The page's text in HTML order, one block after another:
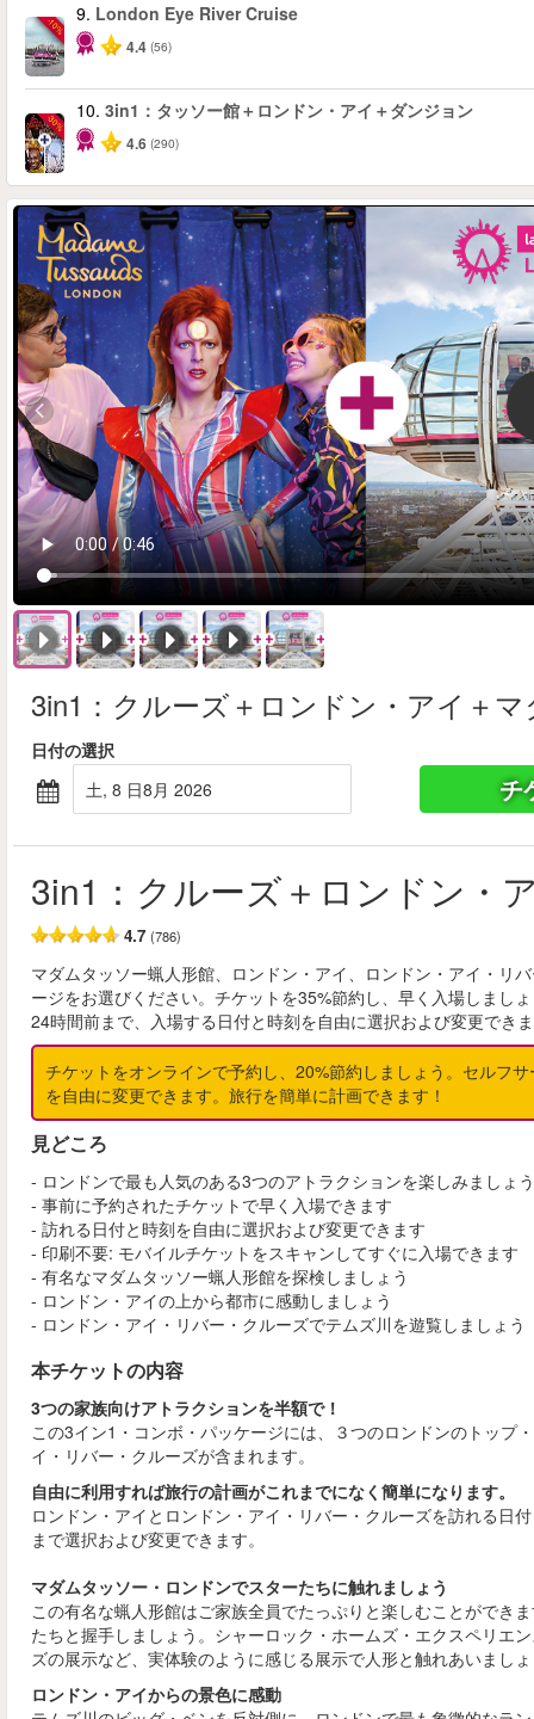
-10%
9. London Eye River Cruise
4.4 (56)
-30%
10. 3in1：タッソー館＋ロンドン・アイ＋ダンジョン
4.6 (290)
3in1：クルーズ＋ロンドン・アイ＋
日付の選択
土, 8 日8月 2026
チ
3in1：クルーズ＋ロンドン・
4.7 (786)
マダムタッソー蝋人形館、ロンドン・アイ、ロンドン・アイ・リ
ージをお選びください。チケットを35%節約し、早く入場しまし
24時間前まで、入場する日付と時刻を自由に選択および変更でき
チケットをオンラインで予約し、20%節約しましょう。セルフ
を自由に変更できます。旅行を簡単に計画できます！
見どころ
- ロンドンで最も人気のある3つのアトラクションを楽しみましょう
- 事前に予約されたチケットで早く入場できます
- 訪れる日付と時刻を自由に選択および変更できます
- 印刷不要: モバイルチケットをスキャンしてすぐに入場できます
- 有名なマダムタッソー蝋人形館を探検しましょう
- ロンドン・アイの上から都市に感動しましょう
- ロンドン・アイ・リバー・クルーズでテムズ川を遊覧しましょう
本チケットの内容
3つの家族向けアトラクションを半額で！
この3イン1・コンボ・パッケージには、３つのロンドンのトップ
イ・リバー・クルーズが含まれます。
自由に利用すれば旅行の計画がこれまでになく簡単になります。
ロンドン・アイとロンドン・アイ・リバー・クルーズを訪れる日
まで選択および変更できます。
マダムタッソー・ロンドンでスターたちに触れましょう
この有名な蝋人形館はご家族全員でたっぷりと楽しむことができ
たちと握手しましょう。シャーロック・ホームズ・エクスペリエ
ズの展示など、実体験のように感じる展示で人形と触れあいまし
ロンドン・アイからの景色に感動